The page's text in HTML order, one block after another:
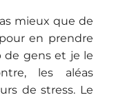
mieux que de
en prendre
de gens et je le
les aléas
de stress. Le